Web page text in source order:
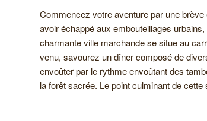
Commencez votre aventure par une
avoir échappé aux embouteillages
charmante ville marchande se situe au
venu, savourez un dîner composé de
envoûter par le rythme envoûtant des
la forêt sacrée. Le point culminant de cette